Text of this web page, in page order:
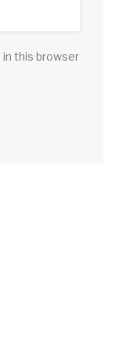
in this browser